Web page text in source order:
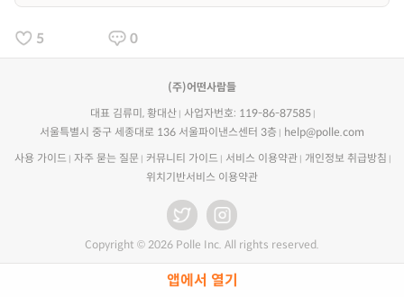
앱에서 열기
5 0
(주)어떤사람들
대표 김류미, 황대산
사업자번호: 119-86-87585
서울특별시 중구 세종대로 136 서울파이낸스센터 3층
help@polle.com
사용 가이드 자주 묻는 질문 커뮤니티 가이드 서비스 이용약관
개인정보 취급방침
위치기반서비스 이용약관
Copyright © 2026 Polle Inc. All rights reserved.